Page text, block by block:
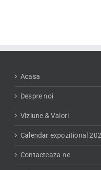
Acasa
Despre noi
Viziune & Valori
Calendar expozitional
Contacteaza-ne